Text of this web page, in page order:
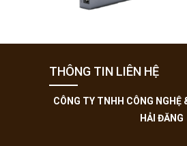
THÔNG TIN LIÊN HỆ
CÔNG TY TNHH CÔNG NGHỆ
HẢI ĐĂNG